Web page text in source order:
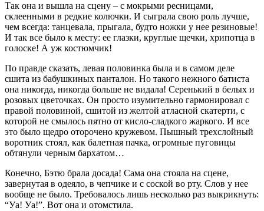
Так она и вышла на сцену – с мокрыми ресницами,
склеенными в редкие колючки. И сыграла свою роль лучше,
чем всегда: танцевала, прыгала, будто ножки у нее резиновые!
И так все было к месту: ее глазки, круглые щечки, хрипотца в
голоске! А уж костюмчик!
По правде сказать, левая половинка была и в самом деле
сшита из бабушкиных панталон. Но такого нежного батиста
она никогда, никогда больше не видала! Серенький в белых и
розовых цветочках. Он просто изумительно гармонировал с
правой половиной, сшитой из желтой атласной скатерти, с
которой не смылось пятно от кисло-сладкого жаркого. И все
это было щедро оторочено кружевом. Пышный трехслойный
воротник стоял, как балетная пачка, огромные пуговицы
обтянули черным бархатом…
Конечно, Бэтю брала досада! Сама она стояла на сцене,
завернутая в одеяло, в чепчике и с соской во рту. Слов у нее
вообще не было. Требовалось лишь несколько раз выкрикнуть:
“Уа! Уа!”. Вот она и отомстила.